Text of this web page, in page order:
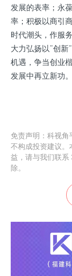
发展的表率；永
率；积极以商引
时代潮头，作服
大力弘扬以“创
机遇，争当创业
发展中再立新功。
免责声明：科视角
不构成投资建议。
益，请与我们联系
除。